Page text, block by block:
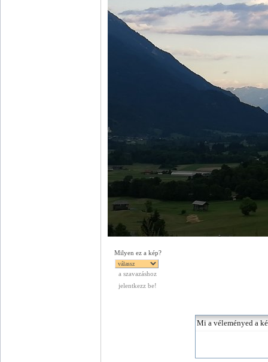
Milyen ez a kép?
a szavazáshoz
jelentkezz be!